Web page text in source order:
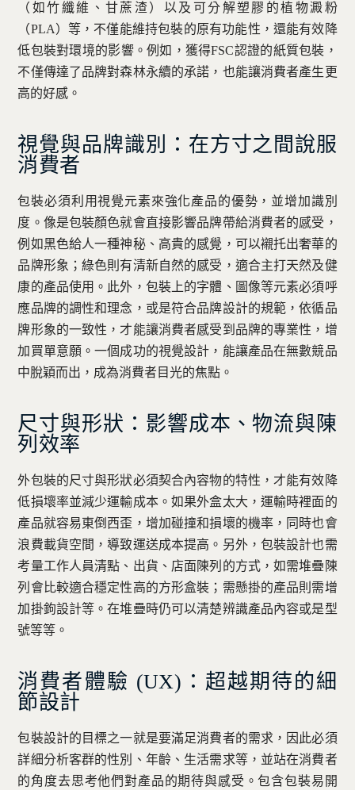
（如竹纖維、甘蔗渣）以及可分解塑膠的植物澱粉
（PLA）等，不僅能維持包裝的原有功能性，還能有效降
低包裝對環境的影響。例如，獲得FSC認證的紙質包裝，
不僅傳達了品牌對森林永續的承諾，也能讓消費者產生更
高的好感。
視覺與品牌識別：在方寸之間說服
消費者
包裝必須利用視覺元素來強化產品的優勢，並增加識別
度。像是包裝顏色就會直接影響品牌帶給消費者的感受，
例如黑色給人一種神秘、高貴的感覺，可以襯托出奢華的
品牌形象；綠色則有清新自然的感受，適合主打天然及健
康的產品使用。此外，包裝上的字體、圖像等元素必須呼
應品牌的調性和理念，或是符合品牌設計的規範，依循品
牌形象的一致性，才能讓消費者感受到品牌的專業性，增
加買單意願。一個成功的視覺設計，能讓產品在無數競品
中脫穎而出，成為消費者目光的焦點。
尺寸與形狀：影響成本、物流與陳
列效率
外包裝的尺寸與形狀必須契合內容物的特性，才能有效降
低損壞率並減少運輸成本。如果外盒太大，運輸時裡面的
產品就容易東倒西歪，增加碰撞和損壞的機率，同時也會
浪費載貨空間，導致運送成本提高。另外，包裝設計也需
考量工作人員清點、出貨、店面陳列的方式，如需堆疊陳
列會比較適合穩定性高的方形盒裝；需懸掛的產品則需增
加掛鉤設計等。在堆疊時仍可以清楚辨識產品內容或是型
號等等。
消費者體驗 (UX)：超越期待的細
節設計
包裝設計的目標之一就是要滿足消費者的需求，因此必須
詳細分析客群的性別、年齡、生活需求等，並站在消費者
的角度去思考他們對產品的期待與感受。包含包裝易開